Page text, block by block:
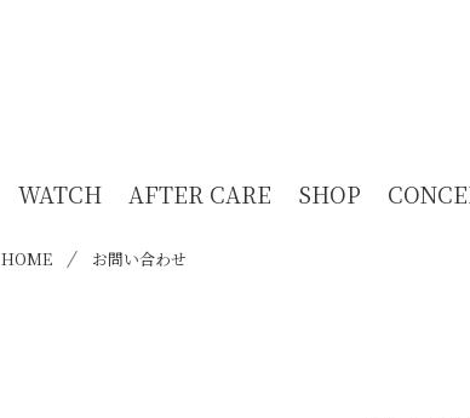
WATCH AFTER CARE SHOP
HOME お問い合わせ